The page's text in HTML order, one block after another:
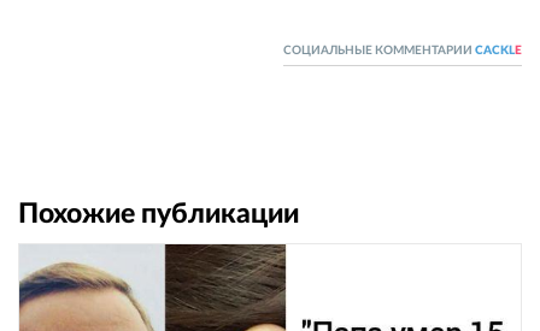
СОЦИАЛЬНЫЕ КОММЕНТАРИИ CACKL E
Похожие публикации